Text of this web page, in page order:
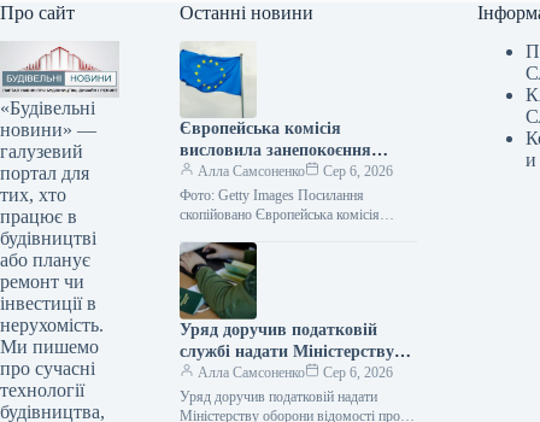
Про сайт
«Будівельні
новини» —
галузевий
портал для
тих, хто
працює в
будівництві
або планує
ремонт чи
інвестиції в
нерухомість.
Ми пишемо
про сучасні
технології
будівництва,
Останні новини
Європейська комісія
висловила занепокоєння
Румунії щодо її планів
відтермінувати закриття
вугільних електростанцій.
Алла Самсоненко
Сер 6, 2026
Фото: Getty Images Посилання
скопійовано Європейська комісія
відхилення від запланованого графіку
виведення з експлуатації
електростанцій, що…
Уряд доручив податковій
службі надати Міністерству
оборони інформацію про
чоловіків віком від 18 до 60
років.
Алла Самсоненко
Сер 6, 2026
Уряд доручив податковій надати
Міністерству оборони відомості про
и